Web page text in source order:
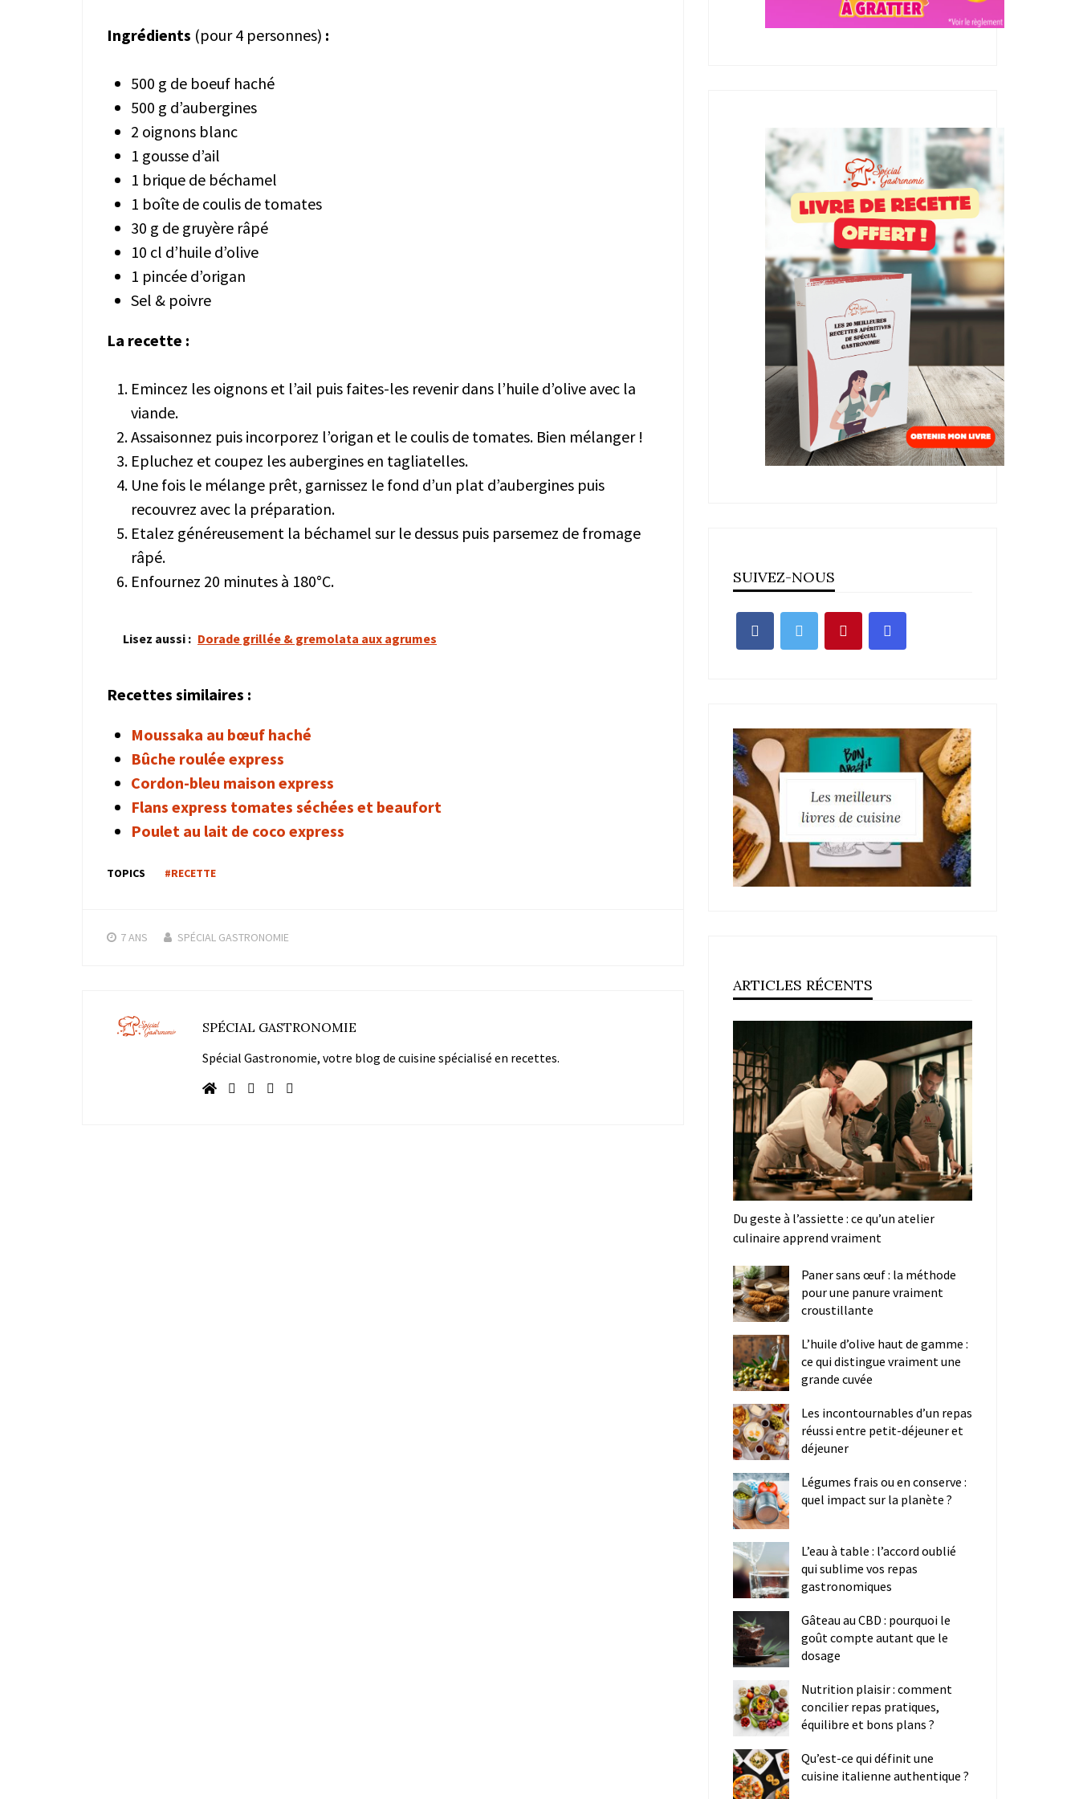
Ingrédients (pour 4 personnes) :
500 g de boeuf haché
500 g d’aubergines
2 oignons blanc
1 gousse d’ail
1 brique de béchamel
1 boîte de coulis de tomates
30 g de gruyère râpé
10 cl d’huile d’olive
1 pincée d’origan
Sel & poivre
La recette :
Emincez les oignons et l’ail puis faites-les revenir dans l’huile d’olive avec la
viande.
Assaisonnez puis incorporez l’origan et le coulis de tomates. Bien mélanger !
Epluchez et coupez les aubergines en tagliatelles.
Une fois le mélange prêt, garnissez le fond d’un plat d’aubergines puis
recouvrez avec la préparation.
Etalez généreusement la béchamel sur le dessus puis parsemez de fromage
râpé.
Enfournez 20 minutes à 180°C.
Lisez aussi : Dorade grillée & gremolata aux agrumes
Recettes similaires :
Moussaka au bœuf haché
Bûche roulée express
Cordon-bleu maison express
Flans express tomates séchées et beaufort
Poulet au lait de coco express
TOPICS #RECETTE
7 ANS SPÉCIAL GASTRONOMIE
SPÉCIAL GASTRONOMIE
Spécial Gastronomie, votre blog de cuisine spécialisé en recettes.
SUIVEZ-NOUS
ARTICLES RÉCENTS
Du geste à l’assiette : ce qu’un atelier
culinaire apprend vraiment
Paner sans œuf : la méthode
pour une panure vraiment
croustillante
L’huile d’olive haut de gamme :
ce qui distingue vraiment une
grande cuvée
Les incontournables d’un repas
réussi entre petit-déjeuner et
déjeuner
Légumes frais ou en conserve :
quel impact sur la planète ?
L’eau à table : l’accord oublié
qui sublime vos repas
gastronomiques
Gâteau au CBD : pourquoi le
goût compte autant que le
dosage
Nutrition plaisir : comment
concilier repas pratiques,
équilibre et bons plans ?
Qu’est-ce qui définit une
cuisine italienne authentique ?